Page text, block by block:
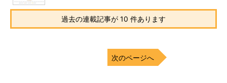
過去の連載記事が 10 件あります
次のページへ